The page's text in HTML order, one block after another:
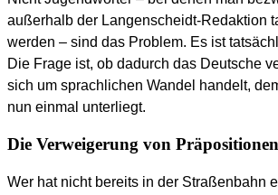
außerhalb der Langenscheidt-Redaktion
werden – sind das Problem. Es ist
Die Frage ist, ob dadurch das Deutsche
sich um sprachlichen Wandel handelt,
nun einmal unterliegt.
Die Verweigerung von Präpositionen
Wer hat nicht bereits in der Straßenbahn